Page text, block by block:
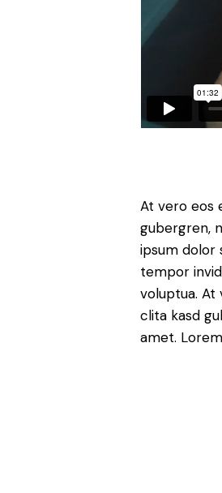
At vero eos
gubergren,
ipsum dolor
tempor
voluptua. At
clita kasd
amet.